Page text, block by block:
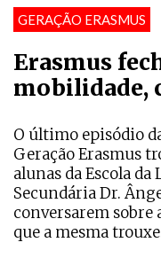
GERAÇÃO ERASMUS
Erasmus
mobilidade,
O último episódio
Geração Erasmus
alunas da Escola da
Secundária Dr.
conversarem sobre
que a mesma